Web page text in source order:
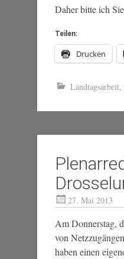
Daher bitte ich
Teilen:
Drucken
Landtagsarbeit,
27. Mai 2013
Am Donnerstag,
von
haben einen